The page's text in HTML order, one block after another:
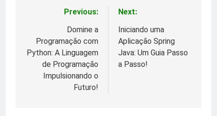
navigation
Previous:
Domine a
Programação com
Python: A Linguagem
de Programação
Impulsionando o
Futuro!
Next:
Iniciando uma
Aplicação Spring
Java: Um Guia Passo
a Passo!